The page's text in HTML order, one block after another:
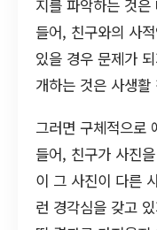
지를 파악하는 것
들어, 친구와의 사
있을 경우 문제가
개하는 것은 사생
그러면 구체적으로
들어, 친구가 사진
이 그 사진이 다른
런 경각심을 갖고